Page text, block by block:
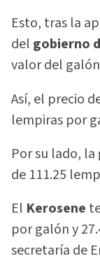
Esto, tras la
del gobierno
valor del
Así, el precio
lempiras por
Por su lado, la
de 111.25
El Kerosene
por galón y
secretaría de